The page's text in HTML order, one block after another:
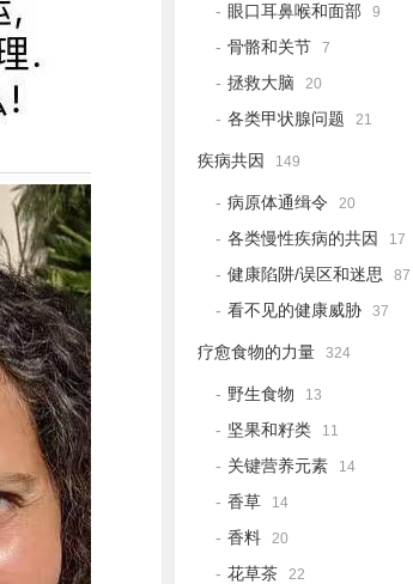
眼口耳鼻喉和面部 9
骨骼和关节 7
拯救大脑 20
各类甲状腺问题 21
疾病共因 149
病原体通缉令 20
各类慢性疾病的共因 17
健康陷阱/误区和迷思 87
看不见的健康威胁 37
疗愈食物的力量 324
野生食物 13
坚果和籽类 11
关键营养元素 14
香草 14
香料 20
花草茶 22